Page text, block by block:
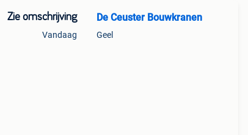
Zie omschrijving
Vandaag
De Ceuster Bouwkranen
Geel